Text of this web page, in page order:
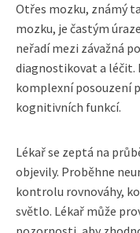
Otřes mozku, známý
mozku, je častým
neřadí mezi závažná
diagnostikovat a léčit.
komplexní posouzení
kognitivních funkcí.
Lékař se zeptá na
objevily. Proběhne
kontrolu rovnováhy,
světlo. Lékař může